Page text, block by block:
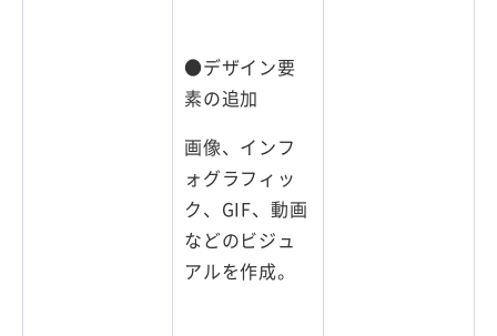
●デザイン要
素の追加
画像、インフ
ォグラフィッ
ク、GIF、動画
などのビジュ
アルを作成。